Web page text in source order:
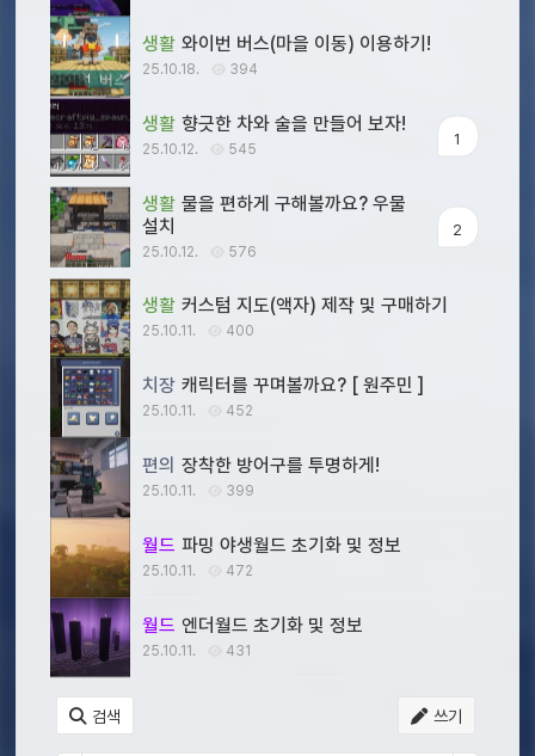
생활 와이번 버스(마을 이동) 이용하기!
25.10.18. 394
생활 향긋한 차와 술을 만들어 보자!
25.10.12. 545
1
생활 물을 편하게 구해볼까요? 우물
설치
25.10.12. 576
2
생활 커스텀 지도(액자) 제작 및 구매하기
25.10.11. 400
치장 캐릭터를 꾸며볼까요? [ 원주민 ]
25.10.11. 452
편의 장착한 방어구를 투명하게!
25.10.11. 399
월드 파밍 야생월드 초기화 및 정보
25.10.11. 472
월드 엔더월드 초기화 및 정보
25.10.11. 431
검색 쓰기